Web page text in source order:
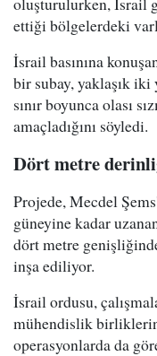
ettiği bölgelerdeki
İsrail basınına
bir subay, yaklaşık iki
sınır boyunca olası
amaçladığını söyledi.
Dört metre
Projede, Mecdel
güneyine kadar
dört metre
inşa ediliyor.
İsrail ordusu,
mühendislik
operasyonlarda da